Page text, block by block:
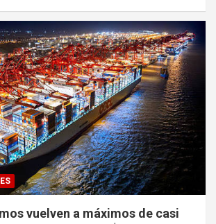
vuelven a máximos de casi